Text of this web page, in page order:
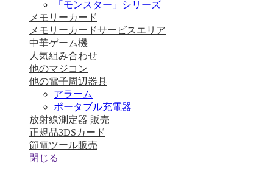
「モンスター」シリーズ
メモリーカード
メモリーカードサービスエリア
中華ゲーム機
人気組み合わせ
他のマジコン
他の電子周辺器具
アラーム
ポータブル充電器
放射線測定器 販売
正規品3DSカード
節電ツール販売
閉じる